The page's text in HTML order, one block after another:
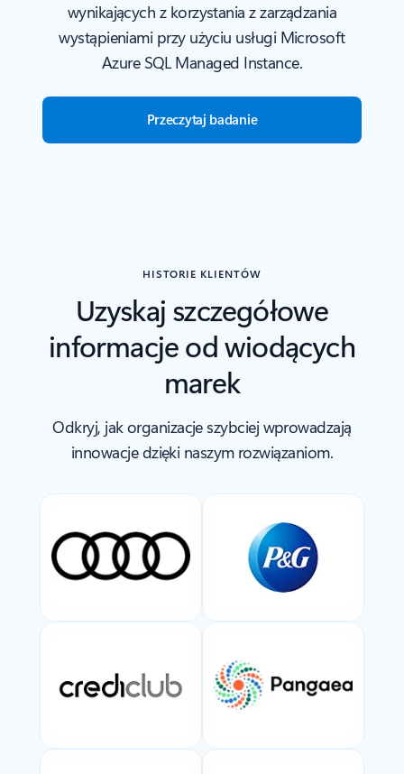
wynikających z korzystania z zarządzania
wystąpieniami przy użyciu usługi Microsoft
Azure SQL Managed Instance.
Przeczytaj badanie
HISTORIE KLIENTÓW
Uzyskaj szczegółowe
informacje od wiodących
marek
Odkryj, jak organizacje szybciej wprowadzają
innowacje dzięki naszym rozwiązaniom.